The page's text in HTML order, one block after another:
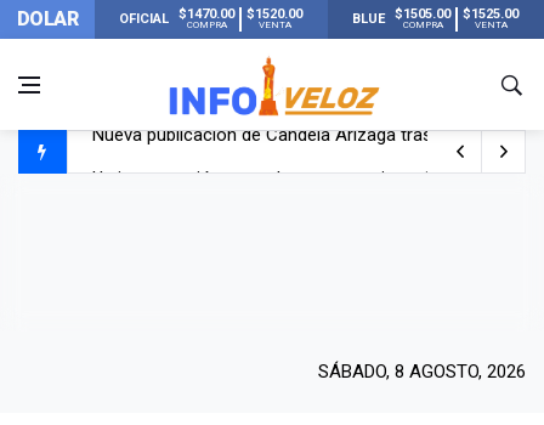
DOLAR OFICIAL $1470.00
COMPRA
$1520.00
VENTA BLUE $1505.00
COMPRA
$1525.00
VENTA
Un joven murió quemado por su novia en San Luis:
SÁBADO, 8 AGOSTO, 2026